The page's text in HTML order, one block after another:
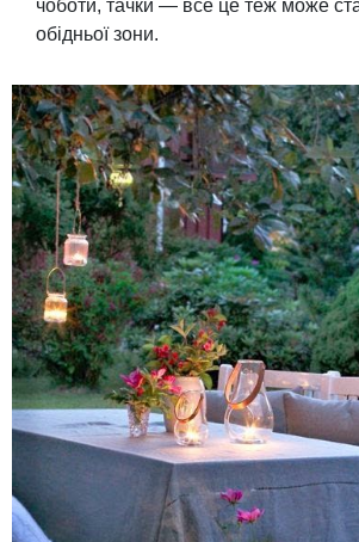
чоботи, тачки — все це теж може
обідньої зони.